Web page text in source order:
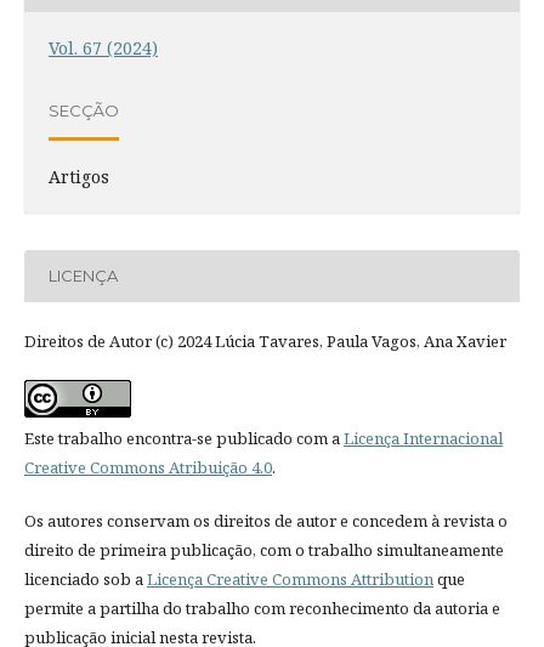
Vol. 67 (2024)
SECÇÃO
Artigos
LICENÇA
Direitos de Autor (c) 2024 Lúcia Tavares, Paula Vagos, Ana Xavier
Este trabalho encontra-se publicado com aLicença Internacional
Creative Commons Atribuição 4.0.
Os autores conservam os direitos de autor e concedem à revista o
direito de primeira publicação, com o trabalho simultaneamente
licenciado sob aLicença Creative Commons Attributionque
permite a partilha do trabalho com reconhecimento da autoria e
publicação inicial nesta revista.